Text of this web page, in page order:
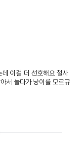
데 이걸 더 선호해요 철사
서 놀다가 냥이를 모르규